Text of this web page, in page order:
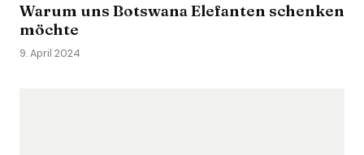
Warum uns Botswana Elefanten schenken
möchte
9. April 2024